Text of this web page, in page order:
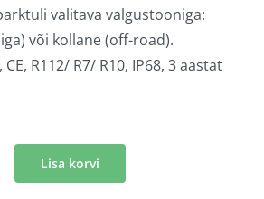
valitava valgustooniga:
või kollane (off-road).
R112/ R7/ R10, IP68, 3 aastat
Lisa korvi